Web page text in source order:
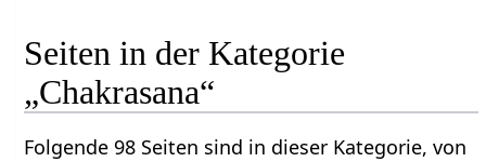
Seiten in der Kategorie
„Chakrasana“
Folgende 98 Seiten sind in dieser Kategorie, von